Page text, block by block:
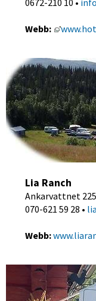
0672-210 10 •
Webb: Länk
Lia Ranch
Ankarvattnet
070-621 59 28 •
Webb: